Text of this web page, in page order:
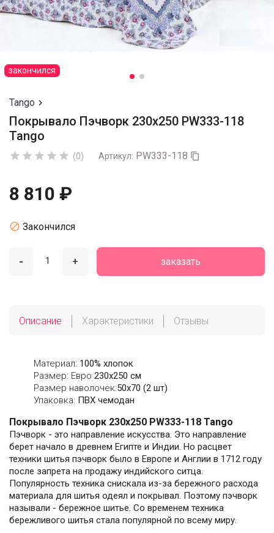
закончился
Tango 
Покрывало Пэчворк 230х250 PW333-118
Tango
     (0) Артикул: PW333-118 
8 810 ₽
 Закончился
- + заказать
Описание Характеристики Отзывы
Материал: 100% хлопок
Размер: Евро 230х250 см
Размер наволочек:50x70 (2 шт)
Упаковка: ПВХ чемодан
Покрывало Пэчворк 230х250 PW333-118 Tango
Пэчворк - это направление искусства. Это направление
берет начало в древнем Египте и Индии. Но расцвет
техники шитья пэчворк было в Европе и Англии в 1712 году
после запрета на продажу индийского ситца.
Популярность техника снискала из-за бережного расхода
материала для шитья одеял и покрывал. Поэтому пэчворк
называли - бережное шитье. Со временем техника
бережливого шитья стала популярной по всему миру.